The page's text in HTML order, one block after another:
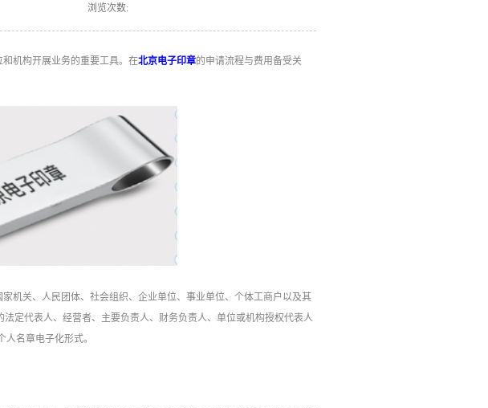
浏览次数:
机构开展业务的重要工具。在北京电子印章的申请流程与费用备受关
机关、人民团体、社会组织、企业单位、事业单位、个体工商户以及其
定代表人、经营者、主要负责人、财务负责人、单位或机构授权代表人
名章电子化形式。